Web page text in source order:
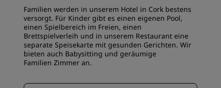
Familien werden in unserem Hotel in Cork bestens
versorgt. Für Kinder gibt es einen eigenen Pool,
einen Spielbereich im Freien, einen
Brettspielverleih und in unserem Restaurant eine
separate Speisekarte mit gesunden Gerichten. Wir
bieten auch Babysitting und geräumige
Familien Zimmer an.